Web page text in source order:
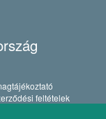
feltételek